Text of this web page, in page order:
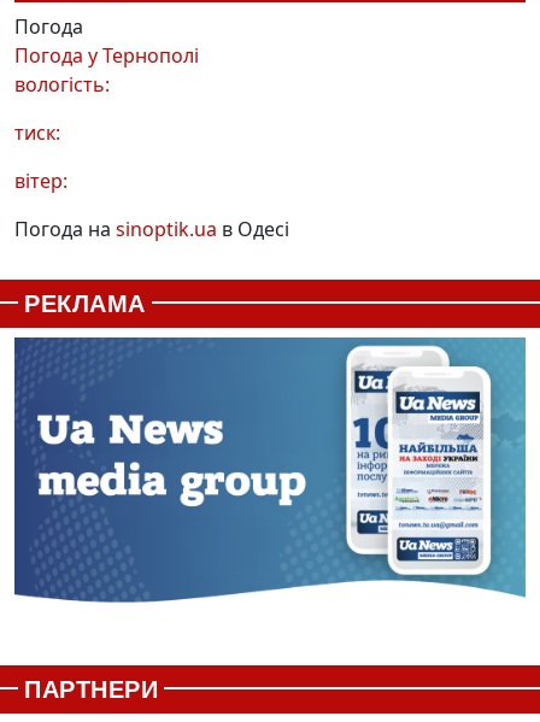
Погода
Погода уТернополі
вологість:
тиск:
вітер:
Погода на sinoptik.ua в Одесі
РЕКЛАМА
ПАРТНЕРИ